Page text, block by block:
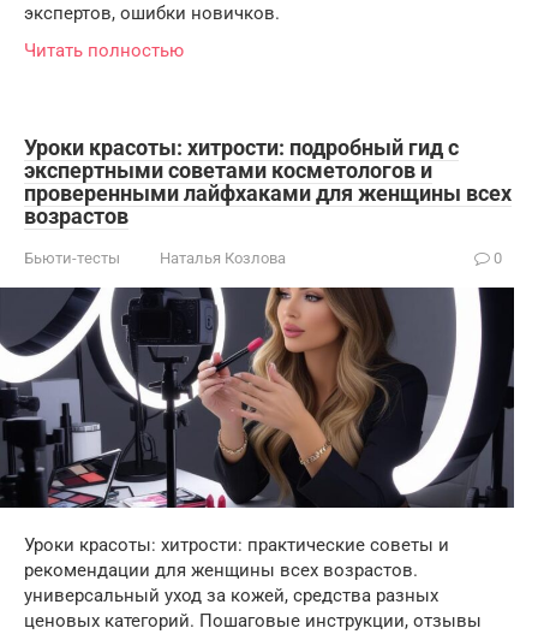
экспертов, ошибки новичков.
Читать полностью
Уроки красоты: хитрости: подробный гид с
экспертными советами косметологов и
проверенными лайфхаками для женщины всех
возрастов
Бьюти-тесты Наталья Козлова 0
Уроки красоты: хитрости: практические советы и
рекомендации для женщины всех возрастов.
универсальный уход за кожей, средства разных
ценовых категорий. Пошаговые инструкции, отзывы